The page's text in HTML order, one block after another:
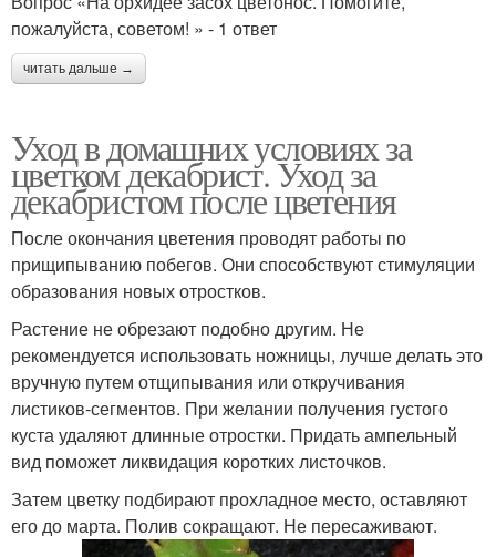
пожалуйста, советом! » - 1 ответ
читать дальше →
Уход в домашних условиях за
цветком декабрист. Уход за
декабристом после цветения
После окончания цветения проводят работы по
прищипыванию побегов. Они способствуют стимуляции
образования новых отростков.
Растение не обрезают подобно другим. Не
рекомендуется использовать ножницы, лучше делать это
вручную путем отщипывания или откручивания
листиков-сегментов. При желании получения густого
куста удаляют длинные отростки. Придать ампельный
вид поможет ликвидация коротких листочков.
Затем цветку подбирают прохладное место, оставляют
его до марта. Полив сокращают. Не пересаживают.